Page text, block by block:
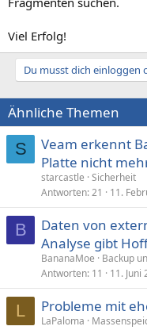
Viel Erfolg!
Du musst dich einloggen
Ähnliche Themen
S
Veam erkennt
Platte nicht
starcastle Sicherheit
Antworten 21 11.
B
Daten von
Analyse gibt
BananaMoe
Backup
Antworten 11 11. Juni
L Probleme mit
LaPaloma